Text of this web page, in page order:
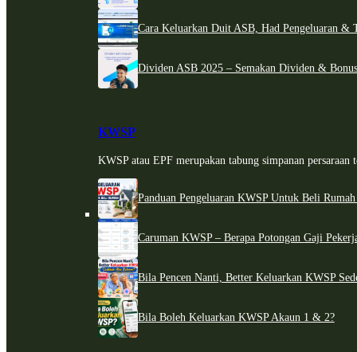
Cara Keluarkan Duit ASB, Had Pengeluaran &
Dividen ASB 2025 – Semakan Dividen &
KWSP
KWSP atau EPF merupakan tabung simpanan persaraan
Panduan Pengeluaran KWSP Untuk Beli
Caruman KWSP – Berapa Potongan Gaji
Bila Pencen Nanti, Better Keluarkan KWSP
Bila Boleh Keluarkan KWSP Akaun 1 & 2?